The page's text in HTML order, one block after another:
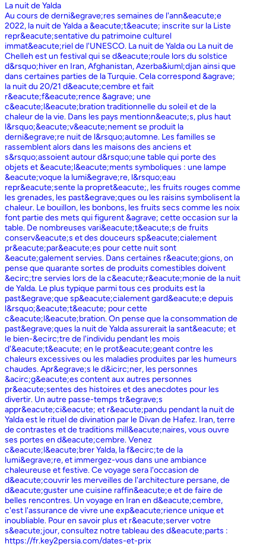
La nuit de Yalda
Au cours de derni&egrave;res semaines de l'ann&eacute;e
2022, la nuit de Yalda a &eacute;t&eacute; inscrite sur la Liste
repr&eacute;sentative du patrimoine culturel
immat&eacute;riel de l'UNESCO. La nuit de Yalda ou La nuit de
Chelleh est un festival qui se d&eacute;roule lors du solstice
d&rsquo;hiver en Iran, Afghanistan, Azerba&iuml;djan ainsi que
dans certaines parties de la Turquie. Cela correspond &agrave;
la nuit du 20/21 d&eacute;cembre et fait
r&eacute;f&eacute;rence &agrave; une
c&eacute;l&eacute;bration traditionnelle du soleil et de la
chaleur de la vie. Dans les pays mentionn&eacute;s, plus haut
l&rsquo;&eacute;v&eacute;nement se produit la
derni&egrave;re nuit de l&rsquo;automne. Les familles se
rassemblent alors dans les maisons des anciens et
s&rsquo;assoient autour d&rsquo;une table qui porte des
objets et &eacute;l&eacute;ments symboliques : une lampe
&eacute;voque la lumi&egrave;re, l&rsquo;eau
repr&eacute;sente la propret&eacute;, les fruits rouges comme
les grenades, les past&egrave;ques ou les raisins symbolisent la
chaleur. Le bouillon, les bonbons, les fruits secs comme les noix
font partie des mets qui figurent &agrave; cette occasion sur la
table. De nombreuses vari&eacute;t&eacute;s de fruits
conserv&eacute;s et des douceurs sp&eacute;cialement
pr&eacute;par&eacute;es pour cette nuit sont
&eacute;galement servies. Dans certaines r&eacute;gions, on
pense que quarante sortes de produits comestibles doivent
&ecirc;tre servies lors de la c&eacute;r&eacute;monie de la nuit
de Yalda. Le plus typique parmi tous ces produits est la
past&egrave;que sp&eacute;cialement gard&eacute;e depuis
l&rsquo;&eacute;t&eacute; pour cette
c&eacute;l&eacute;bration. On pense que la consommation de
past&egrave;ques la nuit de Yalda assurerait la sant&eacute; et
le bien-&ecirc;tre de l'individu pendant les mois
d'&eacute;t&eacute; en le prot&eacute;geant contre les
chaleurs excessives ou les maladies produites par les humeurs
chaudes. Apr&egrave;s le d&icirc;ner, les personnes
&acirc;g&eacute;es content aux autres personnes
pr&eacute;sentes des histoires et des anecdotes pour les
divertir. Un autre passe-temps tr&egrave;s
appr&eacute;ci&eacute; et r&eacute;pandu pendant la nuit de
Yalda est le rituel de divination par le Divan de Hafez. Iran, terre
de contrastes et de traditions mill&eacute;naires, vous ouvre
ses portes en d&eacute;cembre. Venez
c&eacute;l&eacute;brer Yalda, la f&ecirc;te de la
lumi&egrave;re, et immergez-vous dans une ambiance
chaleureuse et festive. Ce voyage sera l'occasion de
d&eacute;couvrir les merveilles de l'architecture persane, de
d&eacute;guster une cuisine raffin&eacute;e et de faire de
belles rencontres. Un voyage en Iran en d&eacute;cembre,
c'est l'assurance de vivre une exp&eacute;rience unique et
inoubliable. Pour en savoir plus et r&eacute;server votre
s&eacute;jour, consultez notre tableau des d&eacute;parts :
https://fr.key2persia.com/dates-et-prix